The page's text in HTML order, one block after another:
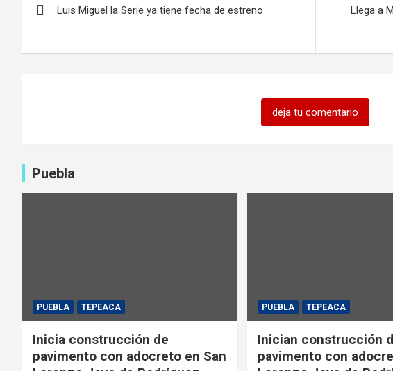
entradas
Luis Miguel la Serie ya tiene fecha de estreno
Llega a
deja tu comentario
Puebla
PUEBLA TEPEACA
Inicia construcción de
pavimento con adocreto en San
PUEBLA TEPEACA
Inician construcción
pavimento con